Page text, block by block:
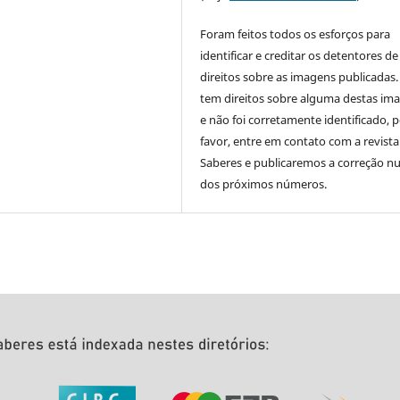
Foram feitos todos os esforços para
identificar e creditar os detentores de
direitos sobre as imagens publicadas.
tem direitos sobre alguma destas
e não foi corretamente identificado,
favor, entre em contato com a revista
Saberes e publicaremos a correção
dos próximos números.